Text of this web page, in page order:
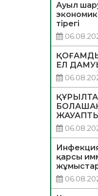
Ауыл
тірегі
ЕЛ
қарсы